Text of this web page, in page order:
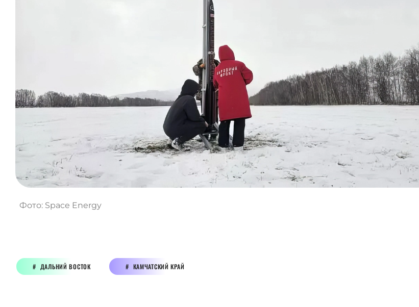
Фото: Space Energy
ДАЛЬНИЙ ВОСТОК КАМЧАТСКИЙ КРАЙ